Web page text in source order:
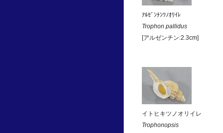
ｱﾙｾﾞﾝﾁﾝﾂﾉｵﾘｲﾚ
Trophon pallidus
[アルゼンチン:2.3cm]
イトヒキツノオリイレ
Trophonopsis